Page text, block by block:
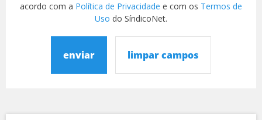
acordo com a Política de Privacidade e com os Termos de
Uso do SíndicoNet.
enviar limpar campos